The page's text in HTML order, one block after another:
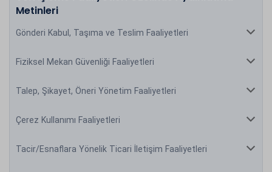
Metinleri
Gönderi Kabul, Taşıma ve Teslim Faaliyetleri
Fiziksel Mekan Güvenliği Faaliyetleri
Talep, Şikayet, Öneri Yönetim Faaliyetleri
Çerez Kullanımı Faaliyetleri
Tacir/Esnaflara Yönelik Ticari İletişim Faaliyetleri